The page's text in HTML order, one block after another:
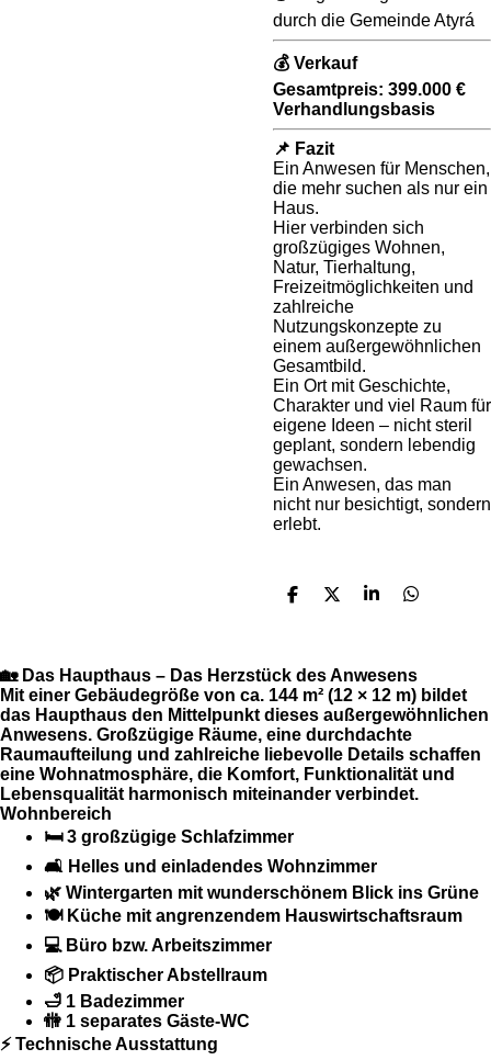
durch die Gemeinde Atyrá
💰 Verkauf
Gesamtpreis: 399.000 €
Verhandlungsbasis
📌 Fazit
Ein Anwesen für Menschen,
die mehr suchen als nur ein
Haus.
Hier verbinden sich
großzügiges Wohnen,
Natur, Tierhaltung,
Freizeitmöglichkeiten und
zahlreiche
Nutzungskonzepte zu
einem außergewöhnlichen
Gesamtbild.
Ein Ort mit Geschichte,
Charakter und viel Raum für
eigene Ideen – nicht steril
geplant, sondern lebendig
gewachsen.
Ein Anwesen, das man
nicht nur besichtigt, sondern
erlebt.
T
e
n
T
e
n
T
e
n
T
e
n
🏡 Das Haupthaus – Das Herzstück des Anwesens
Mit einer Gebäudegröße von ca. 144 m² (12 × 12 m) bildet
das Haupthaus den Mittelpunkt dieses außergewöhnlichen
Anwesens. Großzügige Räume, eine durchdachte
Raumaufteilung und zahlreiche liebevolle Details schaffen
eine Wohnatmosphäre, die Komfort, Funktionalität und
Lebensqualität harmonisch miteinander verbindet.
Wohnbereich
🛏️ 3 großzügige Schlafzimmer
🛋️ Helles und einladendes Wohnzimmer
🌿 Wintergarten mit wunderschönem Blick ins Grüne
🍽️ Küche mit angrenzendem Hauswirtschaftsraum
💻 Büro bzw. Arbeitszimmer
📦 Praktischer Abstellraum
🛁 1 Badezimmer
🚻 1 separates Gäste-WC
⚡ Technische Ausstattung